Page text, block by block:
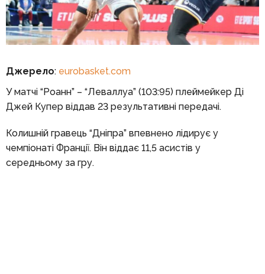
Джерело: eurobasket.com
У матчі “Роанн” – “Леваллуа” (103:95) плеймейкер Ді
Джей Купер віддав 23 результативні передачі.
Колишній гравець “Дніпра” впевнено лідирує у
чемпіонаті Франції. Він віддає 11,5 асистів у
середньому за гру.